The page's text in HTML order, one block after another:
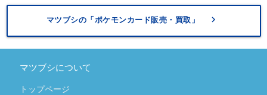
マツブシの「ポケモンカード販売・買取」 keyboard_arrow_right
マツブシについて
トップページ